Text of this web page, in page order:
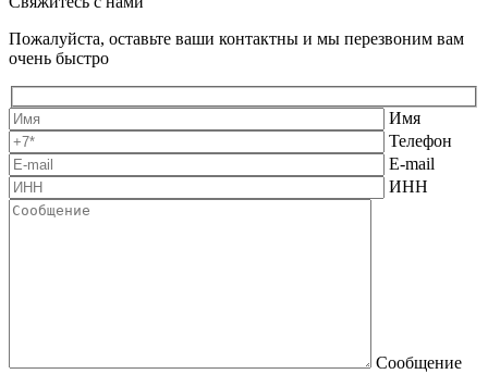
Пожалуйста, оставьте ваши контактны и мы перезвоним вам
очень быстро
Имя
Телефон
E-mail
ИНН
Сообщение